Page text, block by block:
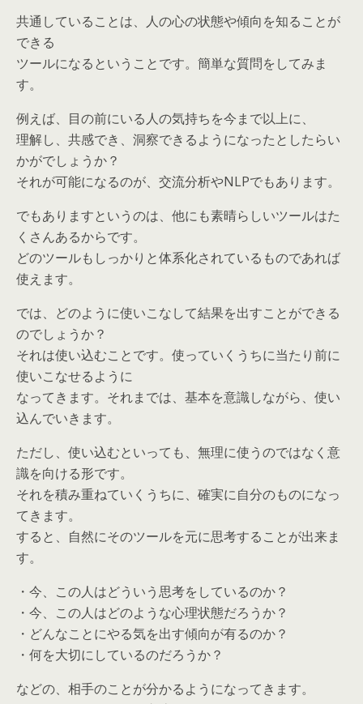
共通していることは、人の心の状態や傾向を知ることが
できる
ツールになるということです。簡単な質問をしてみま
す。
例えば、目の前にいる人の気持ちを今まで以上に、
理解し、共感でき、洞察できるようになったとしたらい
かがでしょうか？
それが可能になるのが、交流分析やNLPでもあります。
でもありますというのは、他にも素晴らしいツールはた
くさんあるからです。
どのツールもしっかりと体系化されているものであれば
使えます。
では、どのように使いこなして結果を出すことができる
のでしょうか？
それは使い込むことです。使っていくうちに当たり前に
使いこなせるように
なってきます。それまでは、基本を意識しながら、使い
込んでいきます。
ただし、使い込むといっても、無理に使うのではなく意
識を向ける形です。
それを積み重ねていくうちに、確実に自分のものになっ
てきます。
すると、自然にそのツールを元に思考することが出来ま
す。
・今、この人はどういう思考をしているのか？
・今、この人はどのような心理状態だろうか？
・どんなことにやる気を出す傾向が有るのか？
・何を大切にしているのだろうか？
などの、相手のことが分かるようになってきます。